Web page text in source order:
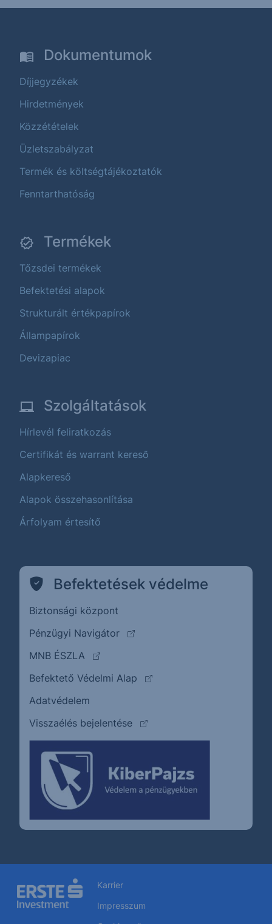
Dokumentumok
Díjjegyzékek
Hirdetmények
Közzétételek
Üzletszabályzat
Termék és költségtájékoztatók
Fenntarthatóság
Termékek
Tőzsdei termékek
Befektetési alapok
Strukturált értékpapírok
Állampapírok
Devizapiac
Szolgáltatások
Hírlevél feliratkozás
Certifikát és warrant kereső
Alapkereső
Alapok összehasonlítása
Árfolyam értesítő
Befektetések védelme
Biztonsági központ
Pénzügyi Navigátor
(külső oldalra ugrik)
MNB ÉSZLA
(külső oldalra ugrik)
Befektető Védelmi Alap
(külső oldalra ugrik)
Adatvédelem
Visszaélés bejelentése
(külső oldalra ugrik)
Karrier
Impresszum